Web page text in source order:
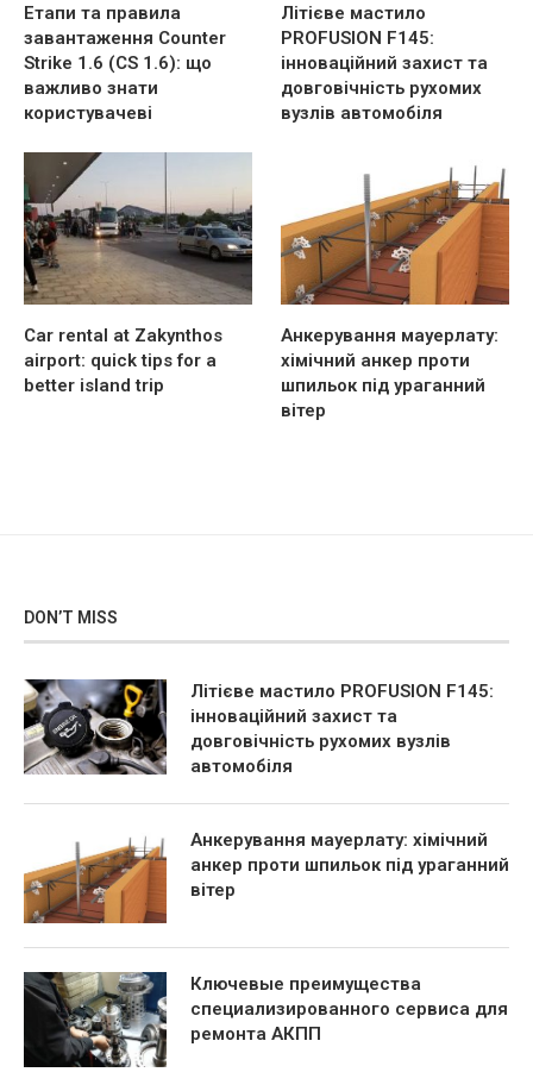
Етапи та правила
завантаження Counter
Strike 1.6 (CS 1.6): що
важливо знати
користувачеві
Літієве мастило
PROFUSION F145:
інноваційний захист та
довговічність рухомих
вузлів автомобіля
Car rental at Zakynthos
airport: quick tips for a
better island trip
Анкерування мауерлату:
хімічний анкер проти
шпильок під ураганний
вітер
DON’T MISS
Літієве мастило PROFUSION F145:
інноваційний захист та
довговічність рухомих вузлів
автомобіля
Анкерування мауерлату: хімічний
анкер проти шпильок під ураганний
вітер
Ключевые преимущества
специализированного сервиса для
ремонта АКПП